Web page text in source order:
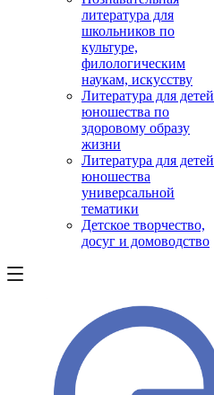
литература для
школьников по
культуре,
филологическим
наукам, искусству
Литература для
юношества по
здоровому образу
жизни
Литература для
юношества
универсальной
тематики
Детское творчество,
досуг и домоводство